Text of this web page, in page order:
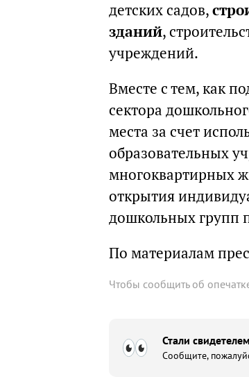
детских садов,
зданий,
учреждений.
Вместе с тем, как
сектора
места за счет
образовательных
многоквартирных
открытия
дошкольных групп
По материалам
Чтобы сообщить об
Стали
Сообщите,